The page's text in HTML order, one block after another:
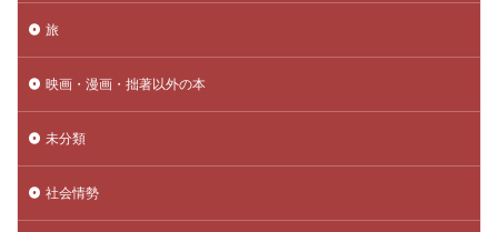
旅
映画・漫画・拙著以外の本
未分類
社会情勢